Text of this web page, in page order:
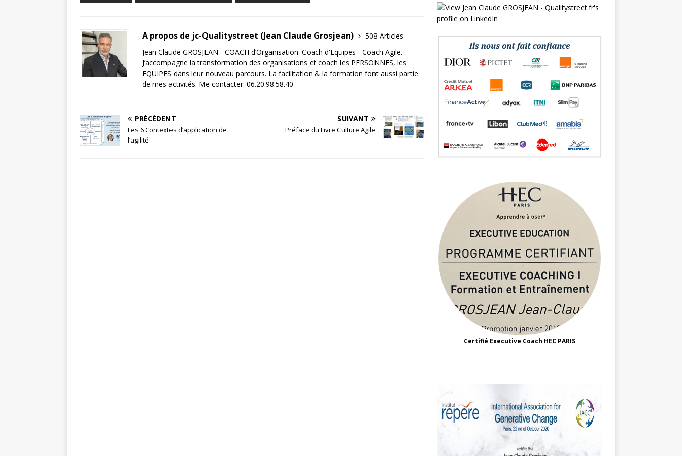
A propos de jc-Qualitystreet (Jean Claude Grosjean)
508 Articles
Jean Claude GROSJEAN - COACH d’Organisation. Coach d'Equipes - Coach Agile.
J’accompagne la transformation des organisations et coach les PERSONNES, les
EQUIPES dans leur nouveau parcours. La facilitation & la formation font aussi partie
de mes activités. Me contacter: 06.20.98.58.40
PRÉCÉDENT
Les 6 Contextes d’application de
l’agilité
SUIVANT
Préface du Livre Culture Agile
Certifié Executive Coach HEC PARIS